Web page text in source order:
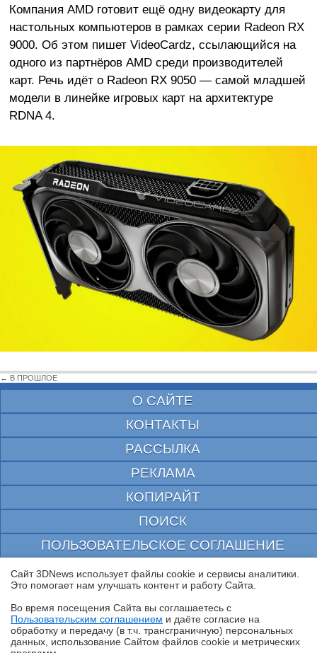
Компания AMD готовит ещё одну видеокарту для
настольных компьютеров в рамках серии Radeon RX
9000. Об этом пишет VideoCardz, ссылающийся на
одного из партнёров AMD среди производителей
карт. Речь идёт о Radeon RX 9050 — самой младшей
модели в линейке игровых карт на архитектуре
RDNA 4.
← В ПРОШЛОЕ
О САЙТЕ
КОНТАКТЫ
РАССЫЛКА
РЕКЛАМА
КОПИРАЙТ
ПОИСК
ПОЛЬЗОВАТЕЛЬСКОЕ СОГЛАШЕНИЕ
ЗАЩИЩЕНО CURATOR
© 1997—2026 Электронное периодическое издание "3ДНьюс" | Свидетельство о
выдано Федеральной Службой по надзору за соблюдением законодательства в сфере
массовых коммуникаций и охране культурного наследия
При цитировании документа ссылка на сайт с указанием автора обязательна. Полное
заимствование документа является нарушением
Сайт 3DNews использует файлы cookie и сервисы аналитики.
Это помогает нам улучшать контент и работу Cайта.
Во время посещения Cайта вы соглашаетесь с
Пользовательским соглашением и даёте согласие на
обработку и передачу (в т.ч. трансграничную) персональных
данных, использование Cайтом файлов cookie и метрических